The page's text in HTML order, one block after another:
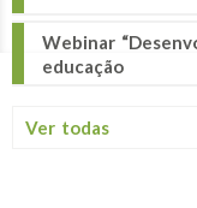
Webinar
educação
Ver todas